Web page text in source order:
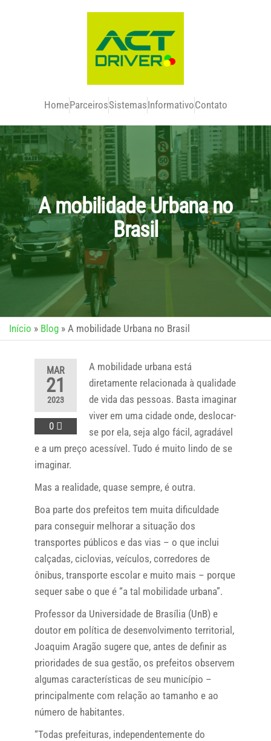
HomeParceirosSistemasInformativoContato
A mobilidade Urbana no
Brasil
Início » Blog » A mobilidade Urbana no Brasil
MAR
21
2023
0
A mobilidade urbana está
diretamente relacionada à qualidade
de vida das pessoas. Basta imaginar
viver em uma cidade onde, deslocar-
se por ela, seja algo fácil, agradável
e a um preço acessível. Tudo é muito lindo de se
imaginar.
Mas a realidade, quase sempre, é outra.
Boa parte dos prefeitos tem muita dificuldade
para conseguir melhorar a situação dos
transportes públicos e das vias – o que inclui
calçadas, ciclovias, veículos, corredores de
ônibus, transporte escolar e muito mais – porque
sequer sabe o que é “a tal mobilidade urbana”.
Professor da Universidade de Brasília (UnB) e
doutor em política de desenvolvimento territorial,
Joaquim Aragão sugere que, antes de definir as
prioridades de sua gestão, os prefeitos observem
algumas características de seu município –
principalmente com relação ao tamanho e ao
número de habitantes.
“Todas prefeituras, independentemente do